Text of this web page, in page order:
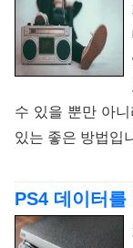
수 있을 뿐만 아
있는 좋은 방법입
PS4 데이터를